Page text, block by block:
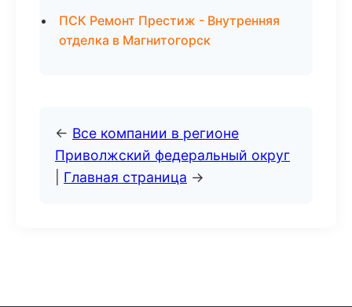
ПСК Ремонт Престиж - Внутренняя
отделка в Магнитогорск
← Все компании в регионе
Приволжский федеральный округ
Главная страница →